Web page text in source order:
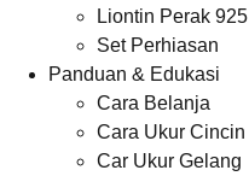
Liontin Perak 925
Set Perhiasan
Panduan & Edukasi
Cara Belanja
Cara Ukur Cincin
Car Ukur Gelang